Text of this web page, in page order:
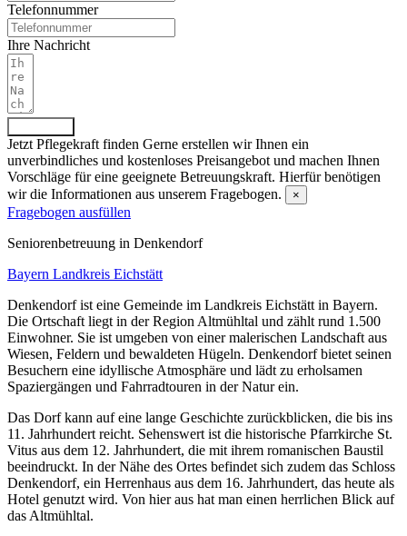
Telefonnummer
Ihre Nachricht
Jetzt Pflegekraft finden Gerne erstellen wir Ihnen ein
unverbindliches und kostenloses Preisangebot und machen Ihnen
Vorschläge für eine geeignete Betreuungskraft. Hierfür benötigen
wir die Informationen aus unserem Fragebogen.
×
Fragebogen ausfüllen
Senioren­betreuung in Denkendorf
Bayern Landkreis Eichstätt
Denkendorf ist eine Gemeinde im Landkreis Eichstätt in Bayern.
Die Ortschaft liegt in der Region Altmühltal und zählt rund 1.500
Einwohner. Sie ist umgeben von einer malerischen Landschaft aus
Wiesen, Feldern und bewaldeten Hügeln. Denkendorf bietet seinen
Besuchern eine idyllische Atmosphäre und lädt zu erholsamen
Spaziergängen und Fahrradtouren in der Natur ein.
Das Dorf kann auf eine lange Geschichte zurückblicken, die bis ins
11. Jahrhundert reicht. Sehenswert ist die historische Pfarrkirche St.
Vitus aus dem 12. Jahrhundert, die mit ihrem romanischen Baustil
beeindruckt. In der Nähe des Ortes befindet sich zudem das Schloss
Denkendorf, ein Herrenhaus aus dem 16. Jahrhundert, das heute als
Hotel genutzt wird. Von hier aus hat man einen herrlichen Blick auf
das Altmühltal.